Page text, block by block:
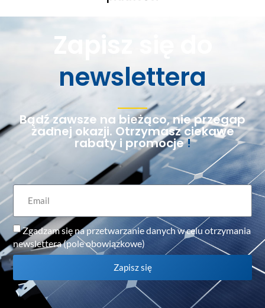
Zapisz się do
newslettera
Bądź zawsze na bieżąco, nie przegap
żadnej okazji. Otrzymasz ciekawe
rabaty i promocje!
Zgadzam się na przetwarzanie danych w celu otrzymania
newslettera (pole obowiązkowe)
Zapisz się